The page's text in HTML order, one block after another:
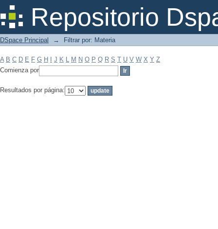
Repositorio
Filtrar por: Materia
DSpace Principal → Filtrar por: Materia
A B C D E F G H J K L M N O P Q R S T U V W X Y Z
Comienza por
Resultados por página: